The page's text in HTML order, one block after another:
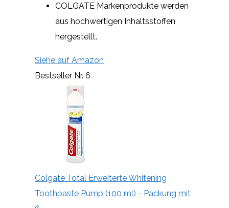
COLGATE Markenprodukte werden
aus hochwertigen Inhaltsstoffen
hergestellt.
Siehe auf Amazon
Bestseller Nr. 6
Colgate Total Erweiterte Whitening
Toothpaste Pump (100 ml) - Packung mit